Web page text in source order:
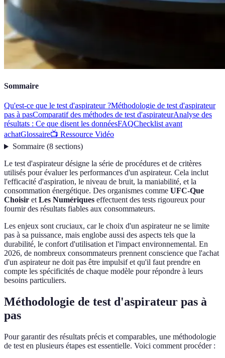
Sommaire
Qu'est-ce que le test d'aspirateur ?Méthodologie de test d'aspirateur
pas à pasComparatif des méthodes de test d'aspirateurAnalyse des
résultats : Ce que disent les donnéesFAQChecklist avant
achatGlossaire📺 Ressource Vidéo
Sommaire(8 sections)
Le test d'aspirateur désigne la série de procédures et de critères
utilisés pour évaluer les performances d'un aspirateur. Cela inclut
l'efficacité d'aspiration, le niveau de bruit, la maniabilité, et la
consommation énergétique. Des organismes comme UFC-Que
Choisir etLes Numériques effectuent des tests rigoureux pour
fournir des résultats fiables aux consommateurs.
Les enjeux sont cruciaux, car le choix d'un aspirateur ne se limite
pas à sa puissance, mais englobe aussi des aspects tels que la
durabilité, le confort d'utilisation et l'impact environnemental. En
2026, de nombreux consommateurs prennent conscience que l'achat
d'un aspirateur ne doit pas être impulsif et qu'il faut prendre en
compte les spécificités de chaque modèle pour répondre à leurs
besoins particuliers.
Méthodologie de test d'aspirateur pas à
pas
Pour garantir des résultats précis et comparables, une méthodologie
de test en plusieurs étapes est essentielle. Voici comment procéder :